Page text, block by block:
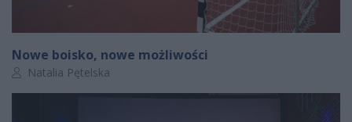
Nowe boisko, nowe możliwości
Autor artykułu:
Natalia Pętelska